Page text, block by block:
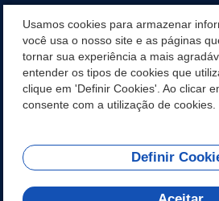
MANUAL DE PROCEDIMENTOS
TURMINHA DO LAGO
REDES SOCIAIS
Usamos cookies para armazenar
você usa o nosso site e as páginas
tornar sua experiência a mais
entender os tipos de cookies que
clique em 'Definir Cookies'. Ao clicar
consente com a utilização de cookies.
Definir